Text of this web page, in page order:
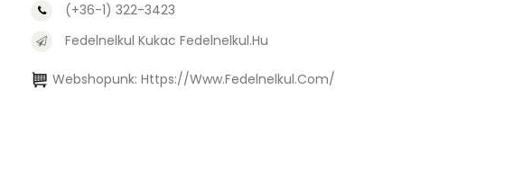
(+36-1) 322-3423
Fedelnelkul Kukac Fedelnelkul.hu
Webshopunk: Https://www.fedelnelkul.com/